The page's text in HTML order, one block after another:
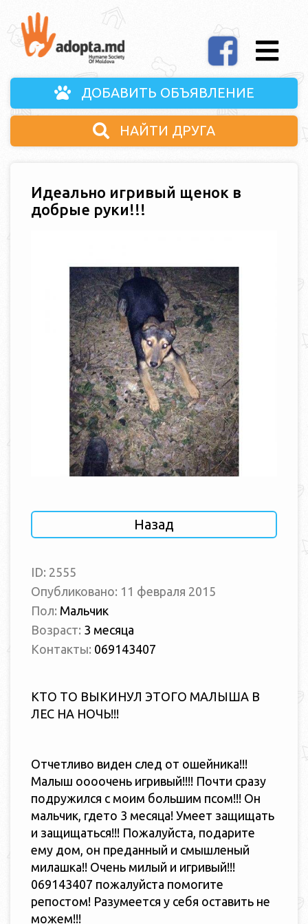
ДОБАВИТЬ ОБЪЯВЛЕНИЕ
НАЙТИ ДРУГА
Идеально игривый щенок в
добрые руки!!!
Назад
ID: 2555
Опубликовано: 11 февраля 2015
Пол: Мальчик
Возраст: 3 месяца
Контакты: 069143407
КТО ТО ВЫКИНУЛ ЭТОГО МАЛЫША В
ЛЕС НА НОЧЬ!!!
Отчетливо виден след от ошейника!!!
Малыш оооочень игривый!!!! Почти сразу
подружился с моим большим псом!!! Он
мальчик, гдето 3 месяца! Умеет защищать
и защищаться!!! Пожалуйста, подарите
ему дом, он преданный и смышленый
милашка!! Очень милый и игривый!!!
069143407 пожалуйста помогите
репостом! Разумеется у себя оставить не
можем!!!